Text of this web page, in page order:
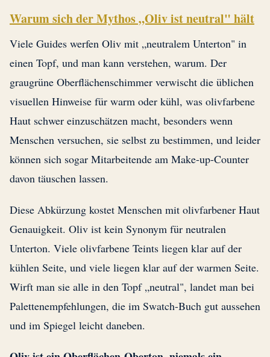
Warum sich der Mythos „Oliv ist neutral" hält
Viele Guides werfen Oliv mit „neutralem Unterton" in
einen Topf, und man kann verstehen, warum. Der
graugrüne Oberflächenschimmer verwischt die üblichen
visuellen Hinweise für warm oder kühl, was olivfarbene
Haut schwer einzuschätzen macht, besonders wenn
Menschen versuchen, sie selbst zu bestimmen, und leider
können sich sogar Mitarbeitende am Make-up-Counter
davon täuschen lassen.
Diese Abkürzung kostet Menschen mit olivfarbener Haut
Genauigkeit. Oliv ist kein Synonym für neutralen
Unterton. Viele olivfarbene Teints liegen klar auf der
kühlen Seite, und viele liegen klar auf der warmen Seite.
Wirft man sie alle in den Topf „neutral", landet man bei
Palettenempfehlungen, die im Swatch-Buch gut aussehen
und im Spiegel leicht daneben.